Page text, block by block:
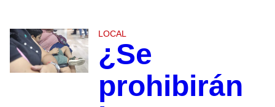
LOCAL
¿Se
prohibirán